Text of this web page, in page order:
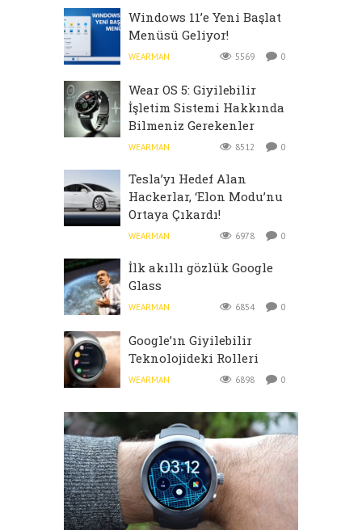
Windows 11’e Yeni Başlat
Menüsü Geliyor!
WEARMAN 5569 0
Wear OS 5: Giyilebilir
İşletim Sistemi Hakkında
Bilmeniz Gerekenler
WEARMAN 8512 0
Tesla’yı Hedef Alan
Hackerlar, ‘Elon Modu’nu
Ortaya Çıkardı!
WEARMAN 6978 0
İlk akıllı gözlük Google
Glass
WEARMAN 6854 0
Google’ın Giyilebilir
Teknolojideki Rolleri
WEARMAN 6898 0